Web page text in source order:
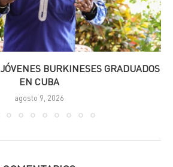
BURKINESES GRADUADOS
EN CUBA
agosto 9, 2026